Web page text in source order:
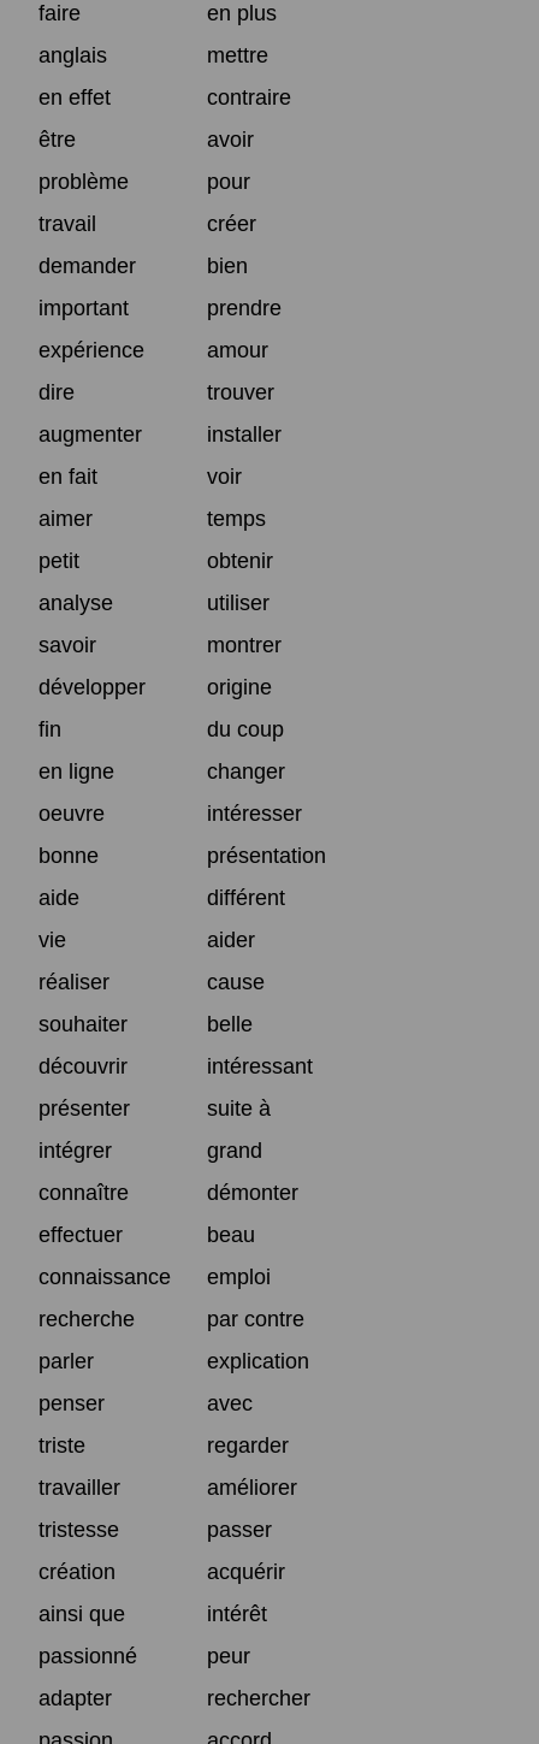
faire
en plus
anglais
mettre
en effet
contraire
être
avoir
problème
pour
travail
créer
demander
bien
important
prendre
expérience
amour
dire
trouver
augmenter
installer
en fait
voir
aimer
temps
petit
obtenir
analyse
utiliser
savoir
montrer
développer
origine
fin
du coup
en ligne
changer
oeuvre
intéresser
bonne
présentation
aide
différent
vie
aider
réaliser
cause
souhaiter
belle
découvrir
intéressant
présenter
suite à
intégrer
grand
connaître
démonter
effectuer
beau
connaissance
emploi
recherche
par contre
parler
explication
penser
avec
triste
regarder
travailler
améliorer
tristesse
passer
création
acquérir
ainsi que
intérêt
passionné
peur
adapter
rechercher